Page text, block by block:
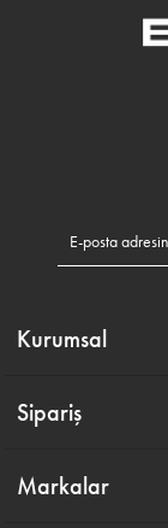
Kurumsal
Sipariş
Markalar